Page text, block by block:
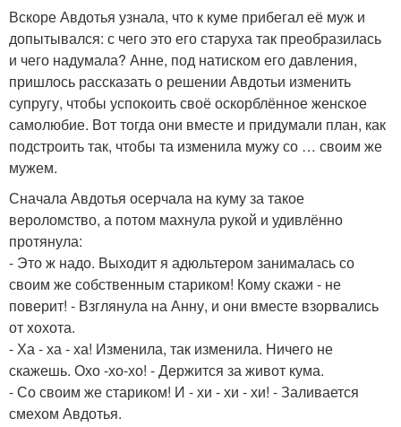
Вскоре Авдотья узнала, что к куме прибегал её муж и
допытывался: с чего это его старуха так преобразилась
и чего надумала? Анне, под натиском его давления,
пришлось рассказать о решении Авдотьи изменить
супругу, чтобы успокоить своё оскорблённое женское
самолюбие. Вот тогда они вместе и придумали план, как
подстроить так, чтобы та изменила мужу со … своим же
мужем.
Сначала Авдотья осерчала на куму за такое
вероломство, а потом махнула рукой и удивлённо
протянула:
- Это ж надо. Выходит я адюльтером занималась со
своим же собственным стариком! Кому скажи - не
поверит! - Взглянула на Анну, и они вместе взорвались
от хохота.
- Ха - ха - ха! Изменила, так изменила. Ничего не
скажешь. Охо -хо-хо! - Держится за живот кума.
- Со своим же стариком! И - хи - хи - хи! - Заливается
смехом Авдотья.